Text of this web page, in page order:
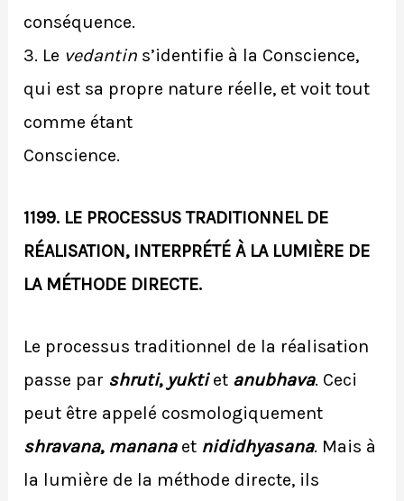
conséquence.
3. Le vedantin s’identifie à la Conscience,
qui est sa propre nature réelle, et voit tout
comme étant
Conscience.
1199. LE PROCESSUS TRADITIONNEL DE
RÉALISATION, INTERPRÉTÉ À LA LUMIÈRE DE
LA MÉTHODE DIRECTE.
Le processus traditionnel de la réalisation
passe par shruti, yukti et anubhava. Ceci
peut être appelé cosmologiquement
shravana, mananaet nididhyasana. Mais à
la lumière de la méthode directe, ils